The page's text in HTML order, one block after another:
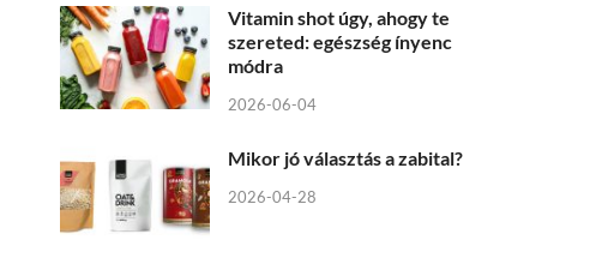
Vitamin shot úgy, ahogy te
szereted: egészség ínyenc
módra
2026-06-04
Mikor jó választás a zabital?
2026-04-28